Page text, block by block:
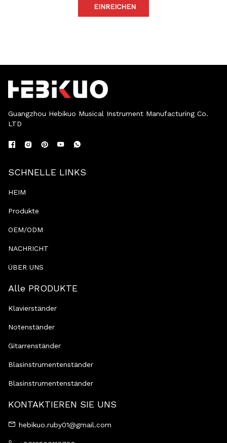
EINREICHEN
Guangzhou Hebikuo Musical Instrument Manufacturing Co.
LTD
SCHNELLE LINKS
HEIM
Produkte
OEM/ODM
NACHRICHT
ÜBER UNS
Alle PRODUKTE
Klavierständer
Notenständer
Gitarrenständer
Blasinstrumentenständer
Blasinstrumentenständer
KONTAKTIEREN SIE UNS
hebikuo.ruby01@gmail.com